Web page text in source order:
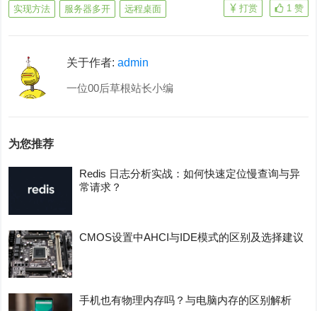
实现方法 服务器多开 远程桌面 1 赞
打赏
关于作者:admin
一位00后草根站长小编
为您推荐
Redis 日志分析实战：如何快速定位慢查询与异
常请求？
CMOS设置中AHCI与IDE模式的区别及选择建议
手机也有物理内存吗？与电脑内存的区别解析